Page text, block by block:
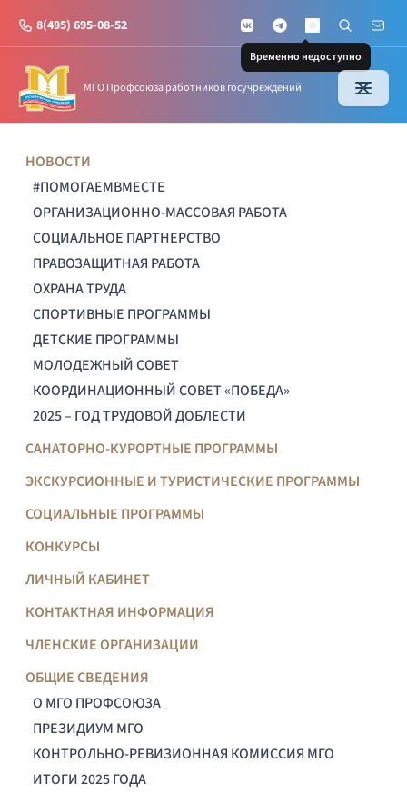
8(495) 695-08-52 VKontakteTelegramMAX
Временно недоступно
Поиск по
Почта
МГО Профсоюза работников госучреждений
НОВОСТИ
#ПОМОГАЕМВМЕСТЕ
ОРГАНИЗАЦИОННО-МАССОВАЯ РАБОТА
СОЦИАЛЬНОЕ ПАРТНЕРСТВО
ПРАВОЗАЩИТНАЯ РАБОТА
ОХРАНА ТРУДА
СПОРТИВНЫЕ ПРОГРАММЫ
ДЕТСКИЕ ПРОГРАММЫ
МОЛОДЕЖНЫЙ СОВЕТ
КООРДИНАЦИОННЫЙ СОВЕТ «ПОБЕДА»
2025 – ГОД ТРУДОВОЙ ДОБЛЕСТИ
САНАТОРНО-КУРОРТНЫЕ ПРОГРАММЫ
ЭКСКУРСИОННЫЕ И ТУРИСТИЧЕСКИЕ ПРОГРАММЫ
СОЦИАЛЬНЫЕ ПРОГРАММЫ
КОНКУРСЫ
ЛИЧНЫЙ КАБИНЕТ
КОНТАКТНАЯ ИНФОРМАЦИЯ
ЧЛЕНСКИЕ ОРГАНИЗАЦИИ
ОБЩИЕ СВЕДЕНИЯ
О МГО ПРОФСОЮЗА
ПРЕЗИДИУМ МГО
КОНТРОЛЬНО-РЕВИЗИОННАЯ КОМИССИЯ МГО
ИТОГИ 2025 ГОДА